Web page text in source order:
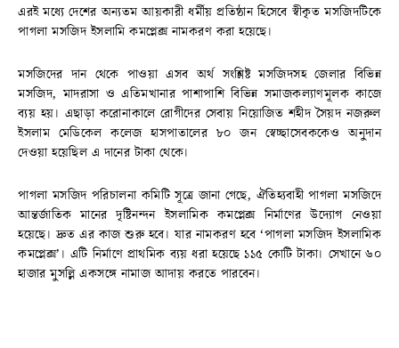
এরই মধ্যে দেশের অন্যতম আয়কারী ধর্মীয় প্রতিষ্ঠান হিসেবে স্বীকৃত মসজিদটিকে
পাগলা মসজিদ ইসলামি কমপ্লেক্স নামকরণ করা হয়েছে।
মসজিদের দান থেকে পাওয়া এসব অর্থ সংশ্লিষ্ট মসজিদসহ জেলার বিভিন্ন
মসজিদ, মাদরাসা ও এতিমখানার পাশাপাশি বিভিন্ন সমাজকল্যাণমূলক কাজে
ব্যয় হয়। এছাড়া করোনাকালে রোগীদের সেবায় নিয়োজিত শহীদ সৈয়দ নজরুল
ইসলাম মেডিকেল কলেজ হাসপাতালের ৮০ জন স্বেচ্ছাসেবককেও অনুদান
দেওয়া হয়েছিল এ দানের টাকা থেকে।
পাগলা মসজিদ পরিচালনা কমিটি সূত্রে জানা গেছে, ঐতিহ্যবাহী পাগলা মসজিদে
আন্তর্জাতিক মানের দৃষ্টিনন্দন ইসলামিক কমপ্লেক্স নির্মাণের উদ্যোগ নেওয়া
হয়েছে। দ্রুত এর কাজ শুরু হবে। যার নামকরণ হবে ‘পাগলা মসজিদ ইসলামিক
কমপ্লেক্স’। এটি নির্মাণে প্রাথমিক ব্যয় ধরা হয়েছে ১১৫ কোটি টাকা। সেখানে ৬০
হাজার মুসল্লি একসঙ্গে নামাজ আদায় করতে পারবেন।